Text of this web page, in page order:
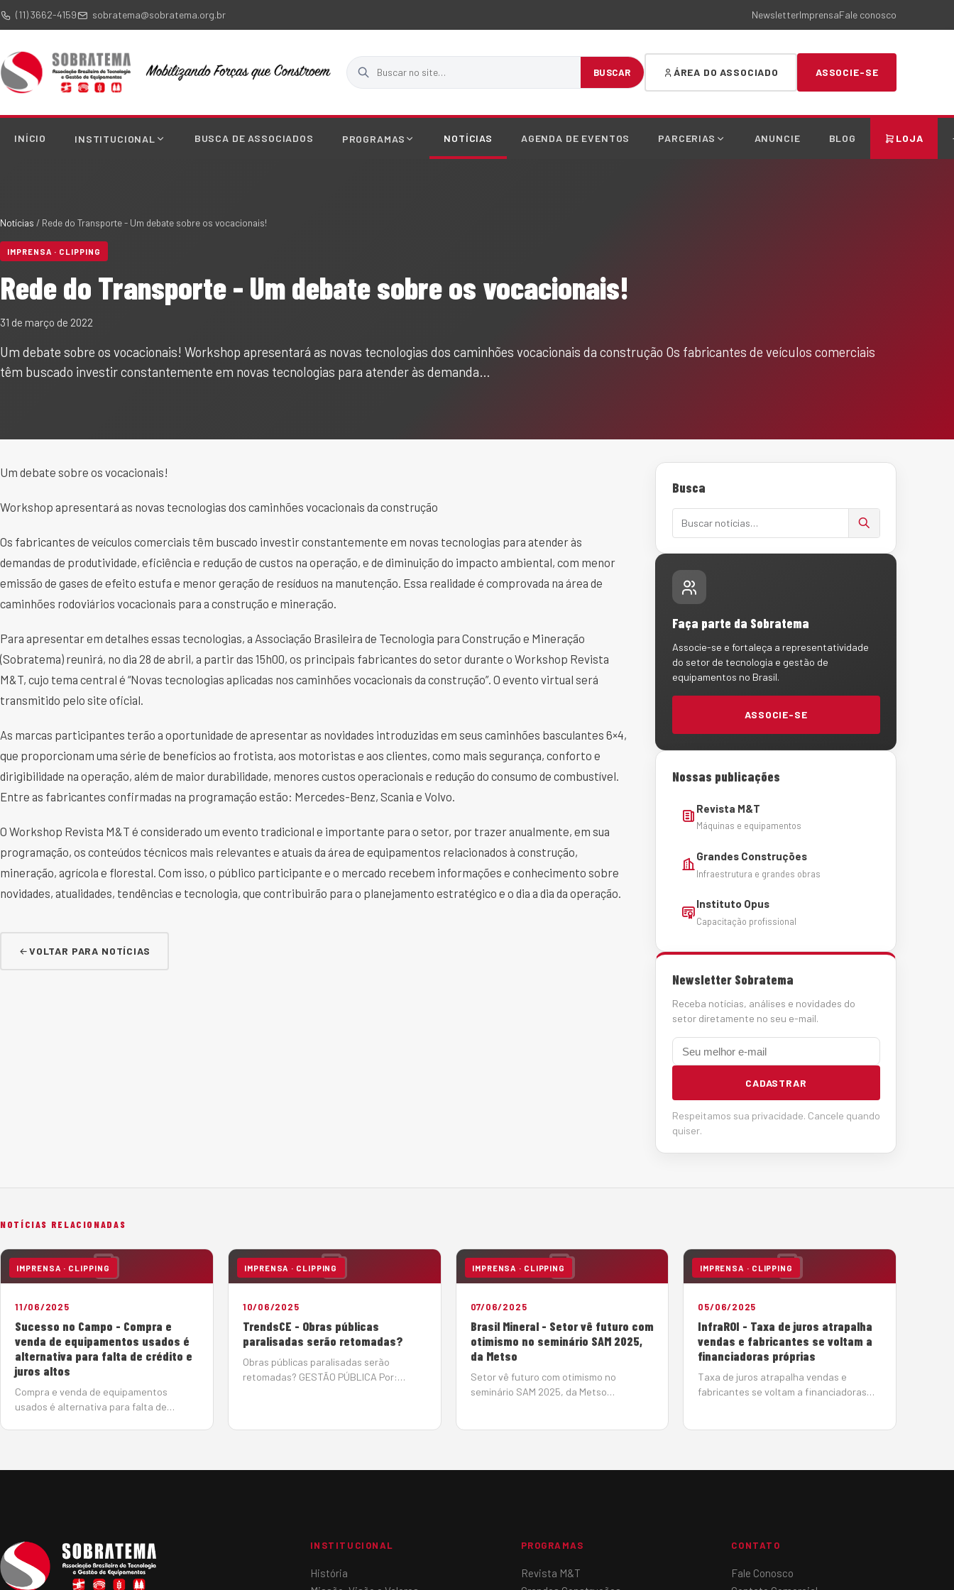
(11) 3662-4159 sobratema@sobratema.org.br NewsletterImprensaFale conosco
Buscar no site
BUSCAR ÁREA DO ASSOCIADO ASSOCIE-SE
INÍCIO INSTITUCIONAL BUSCA DE ASSOCIADOS PROGRAMAS NOTÍCIAS AGENDA DE EVENTOS PARCERIAS ANUNCIE BLOG LOJA
Notícias / Rede do Transporte - Um debate sobre os vocacionais!
IMPRENSA · CLIPPING
Rede do Transporte - Um debate sobre os vocacionais!
31 de março de 2022
Um debate sobre os vocacionais! Workshop apresentará as novas tecnologias dos caminhões vocacionais da construção Os fabricantes de veículos comerciais
têm buscado investir constantemente em novas tecnologias para atender às demanda…
Um debate sobre os vocacionais!
Workshop apresentará as novas tecnologias dos caminhões vocacionais da construção
Os fabricantes de veículos comerciais têm buscado investir constantemente em novas tecnologias para atender às
demandas de produtividade, eficiência e redução de custos na operação, e de diminuição do impacto ambiental, com menor
emissão de gases de efeito estufa e menor geração de resíduos na manutenção. Essa realidade é comprovada na área de
caminhões rodoviários vocacionais para a construção e mineração.
Para apresentar em detalhes essas tecnologias, a Associação Brasileira de Tecnologia para Construção e Mineração
(Sobratema) reunirá, no dia 28 de abril, a partir das 15h00, os principais fabricantes do setor durante o Workshop Revista
M&T, cujo tema central é “Novas tecnologias aplicadas nos caminhões vocacionais da construção”. O evento virtual será
transmitido pelo site oficial.
As marcas participantes terão a oportunidade de apresentar as novidades introduzidas em seus caminhões basculantes 6×4,
que proporcionam uma série de benefícios ao frotista, aos motoristas e aos clientes, como mais segurança, conforto e
dirigibilidade na operação, além de maior durabilidade, menores custos operacionais e redução do consumo de combustível.
Entre as fabricantes confirmadas na programação estão: Mercedes-Benz, Scania e Volvo.
O Workshop Revista M&T é considerado um evento tradicional e importante para o setor, por trazer anualmente, em sua
programação, os conteúdos técnicos mais relevantes e atuais da área de equipamentos relacionados à construção,
mineração, agrícola e florestal. Com isso, o público participante e o mercado recebem informações e conhecimento sobre
novidades, atualidades, tendências e tecnologia, que contribuirão para o planejamento estratégico e o dia a dia da operação.
VOLTAR PARA NOTÍCIAS
Busca
Buscar notícias
Faça parte da Sobratema
Associe-se e fortaleça a representatividade
do setor de tecnologia e gestão de
equipamentos no Brasil.
ASSOCIE-SE
Nossas publicações
Revista M&T
Máquinas e equipamentos
Grandes Construções
Infraestrutura e grandes obras
Instituto Opus
Capacitação profissional
Newsletter Sobratema
Receba notícias, análises e novidades do
setor diretamente no seu e-mail.
E-mail
CADASTRAR
Respeitamos sua privacidade. Cancele quando
quiser.
NOTÍCIAS RELACIONADAS
IMPRENSA · CLIPPING
11/06/2025
Sucesso no Campo - Compra e
venda de equipamentos usados é
alternativa para falta de crédito e
juros altos
Compra e venda de equipamentos
usados é alternativa para falta de
IMPRENSA · CLIPPING
10/06/2025
TrendsCE - Obras públicas
paralisadas serão retomadas?
Obras públicas paralisadas serão
retomadas? GESTÃO PÚBLICA Por:
IMPRENSA · CLIPPING
07/06/2025
Brasil Mineral - Setor vê futuro com
otimismo no seminário SAM 2025,
da Metso
Setor vê futuro com otimismo no
seminário SAM 2025, da Metso
IMPRENSA · CLIPPING
05/06/2025
InfraROI - Taxa de juros atrapalha
vendas e fabricantes se voltam a
financiadoras próprias
Taxa de juros atrapalha vendas e
fabricantes se voltam a financiadoras
INSTITUCIONAL
História
PROGRAMAS
Revista M&T
CONTATO
Fale Conosco